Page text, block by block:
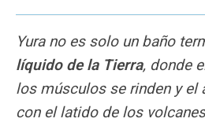
Yura no es solo un baño
líquido de la Tierra, donde
los músculos se rinden y el
con el latido de los